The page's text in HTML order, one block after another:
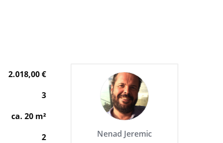
2.018,00€
3
ca. 20 m²
2
Nenad Jeremic